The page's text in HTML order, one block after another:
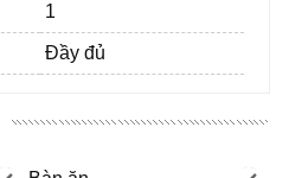
1
Đầy đủ